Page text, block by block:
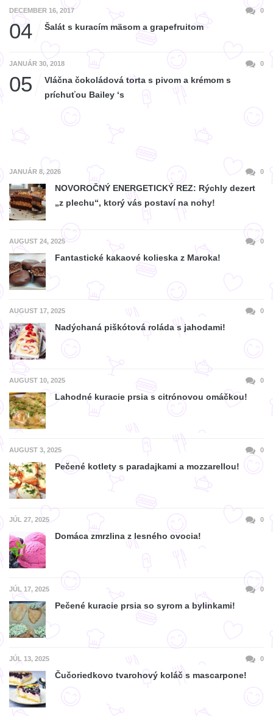
DECEMBER 16, 2017 0
04 Šalát s kuracím mäsom a grapefruitom
JANUÁR 30, 2018 0
05
Vláčna čokoládová torta s pivom a krémom s
príchuťou Bailey ‘s
JANUÁR 8, 2026 0
NOVOROČNÝ ENERGETICKÝ REZ: Rýchly dezert
„z plechu“, ktorý vás postaví na nohy!
AUGUST 24, 2025 0
Fantastické kakaové kolieska z Maroka!
AUGUST 17, 2025 0
Nadýchaná piškótová roláda s jahodami!
AUGUST 10, 2025 0
Lahodné kuracie prsia s citrónovou omáčkou!
AUGUST 3, 2025 0
Pečené kotlety s paradajkami a mozzarellou!
JÚL 27, 2025 0
Domáca zmrzlina z lesného ovocia!
JÚL 17, 2025 0
Pečené kuracie prsia so syrom a bylinkami!
JÚL 13, 2025 0
Čučoriedkovo tvarohový koláč s mascarpone!